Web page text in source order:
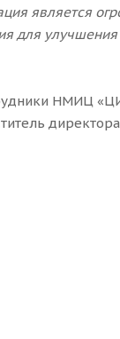
является
для
НМИЦ